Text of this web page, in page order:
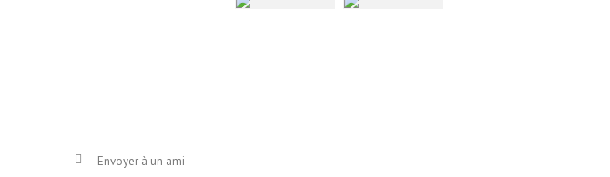
Envoyer à un ami